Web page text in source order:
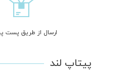
ارسال از طریق پست
پیتاپ لند